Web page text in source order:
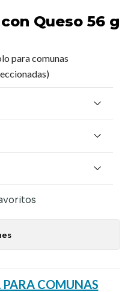
Queso 56 g
para comunas
COMUNAS